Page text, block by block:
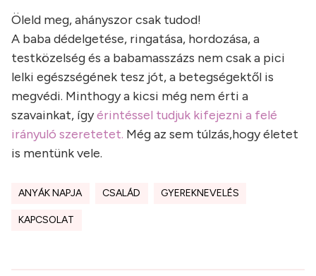
Öleld meg, ahányszor csak tudod!
A baba dédelgetése, ringatása, hordozása, a
testközelség és a babamasszázs nem csak a pici
lelki egészségének tesz jót, a betegségektől is
megvédi. Minthogy a kicsi még nem érti a
szavainkat, ígyérintéssel tudjuk kifejezni a felé
irányuló szeretetet. Még az sem túlzás,hogy életet
is mentünk vele.
ANYÁK NAPJA CSALÁD GYEREKNEVELÉS
KAPCSOLAT